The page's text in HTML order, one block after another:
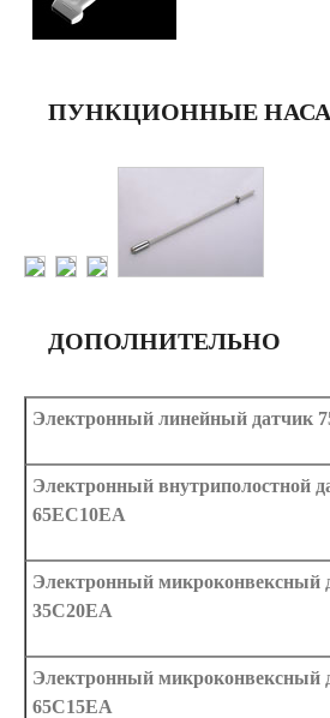
ПУНКЦИОННЫЕ
ДОПОЛНИТЕЛЬНО
Электронный линейный датчик
Электронный внутриполостной
65EC10EA
Электронный микроконвексный
35C20EA
Электронный микроконвексный
65C15EA